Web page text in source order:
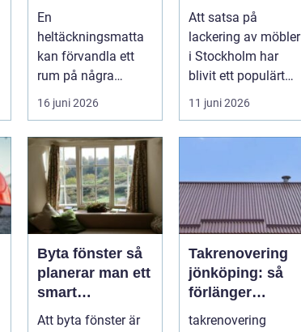
matta till hem
och kontor
En
heltäckningsmatta
kan förvandla ett
rum på några
timmar. Golvet blir
mjukare, ljudnivån
sjunker o...
16 juni 2026
förnyar du
hemmet med
professionell
möbellackering
Att satsa på
lackering av möbler
i Stockholm har
blivit ett populärt
alternativ f&ou...
11 juni 2026
Byta fönster så
planerar man ett
smart
fönsterbyte
Att byta fönster är
Takrenovering
jönköping: så
förlänger
husägare
takrenovering